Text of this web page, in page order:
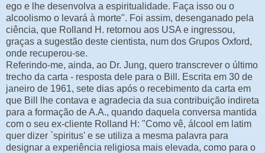
ego e lhe desenvolva a espiritualidade. Faça isso ou o
alcoolismo o levará à morte". Foi assim, desenganado pela
ciência, que Rolland H. retornou aos USA e ingressou,
graças a sugestão deste cientista, num dos Grupos Oxford,
onde recuperou-se.
Referindo-me, ainda, ao Dr. Jung, quero transcrever o último
trecho da carta - resposta dele para o Bill. Escrita em 30 de
janeiro de 1961, sete dias após o recebimento da carta em
que Bill lhe contava e agradecia da sua contribuição indireta
para a formação de A.A., quando daquela conversa mantida
com o seu ex-cliente Rolland H: "Como vê, álcool em latim
quer dizer `spiritus' e se utiliza a mesma palavra para
designar a experiência religiosa mais elevada, como para o